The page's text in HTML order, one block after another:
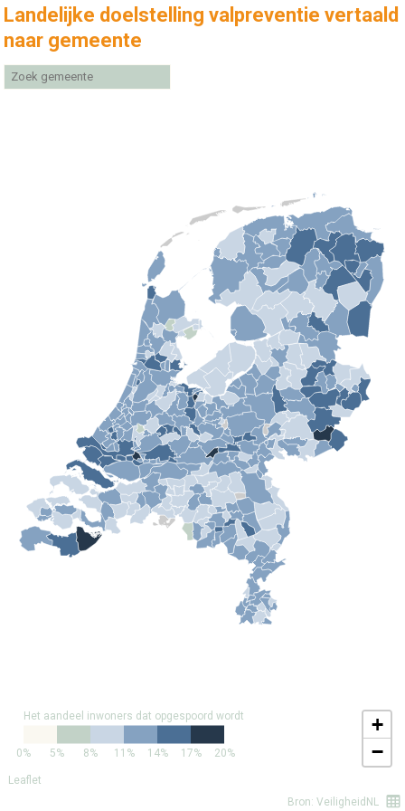
Landelijke doelstelling valpreventie vertaald
naar gemeente
Bron: VeiligheidNL
Leaflet
+
−
Het aandeel inwoners dat opgespoord wordt
0% 5% 8% 11% 14% 17% 20%